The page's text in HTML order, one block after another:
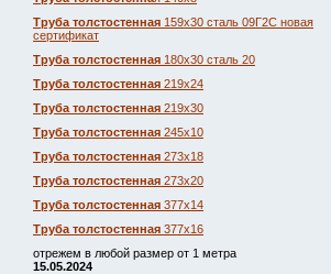
Труба толстостенная 159х30 сталь 09Г2С новая
сертификат
Труба толстостенная 180х30 сталь 20
Труба толстостенная 219х24
Труба толстостенная 219х30
Труба толстостенная 245х10
Труба толстостенная 273х18
Труба толстостенная 273х20
Труба толстостенная 377х14
Труба толстостенная 377х16
отрежем в любой размер от 1 метра
15.05.2024